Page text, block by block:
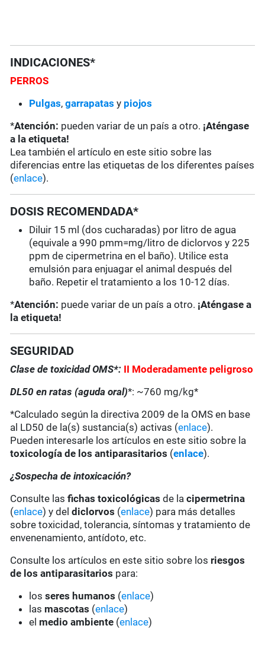
INDICACIONES*
PERROS
Pulgas,garrapatas y piojos
*Atención: pueden variar de un país a otro. ¡Aténgase
a la etiqueta!
Lea también el artículo en este sitio sobre las
diferencias entre las etiquetas de los diferentes países
(enlace).
DOSIS RECOMENDADA*
Diluir 15 ml (dos cucharadas) por litro de agua
(equivale a 990 pmm=mg/litro de diclorvos y 225
ppm de cipermetrina en el baño). Utilice esta
emulsión para enjuagar el animal después del
baño. Repetir el tratamiento a los 10-12 días.
*Atención: puede variar de un país a otro. ¡Aténgase a
la etiqueta!
SEGURIDAD
Clase de toxicidad OMS*: II Moderadamente peligroso
DL50 en ratas (aguda oral)*: ~760 mg/kg*
*Calculado según la directiva 2009 de la OMS en base
al LD50 de la(s) sustancia(s) activas (enlace).
Pueden interesarle los artículos en este sitio sobre la
toxicología de los antiparasitarios (enlace).
¿Sospecha de intoxicación?
Consulte lasfichas toxicológicas de la cipermetrina
(enlace) y deldiclorvos (enlace) para más detalles
sobre toxicidad, tolerancia, síntomas y tratamiento de
envenenamiento, antídoto, etc.
Consulte los artículos en este sitio sobre los riesgos
de los antiparasitarios para:
losseres humanos (enlace)
las mascotas (enlace)
el medio ambiente (enlace)